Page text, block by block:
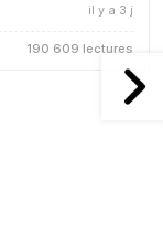
il y a 3 j
190 609 lectures